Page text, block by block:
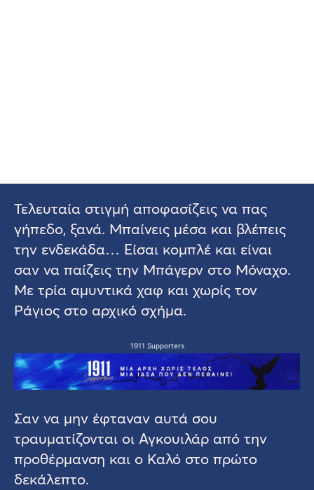
Τελευταία στιγμή αποφασίζεις να πας
γήπεδο, ξανά. Μπαίνεις μέσα και βλέπεις
την ενδεκάδα… Είσαι κομπλέ και είναι
σαν να παίζεις την Μπάγερν στο Μόναχο.
Με τρία αμυντικά χαφ και χωρίς τον
Ράγιος στο αρχικό σχήμα.
1911 Supporters
Σαν να μην έφταναν αυτά σου
τραυματίζονται οι Αγκουιλάρ από την
προθέρμανση και ο Καλό στο πρώτο
δεκάλεπτο.